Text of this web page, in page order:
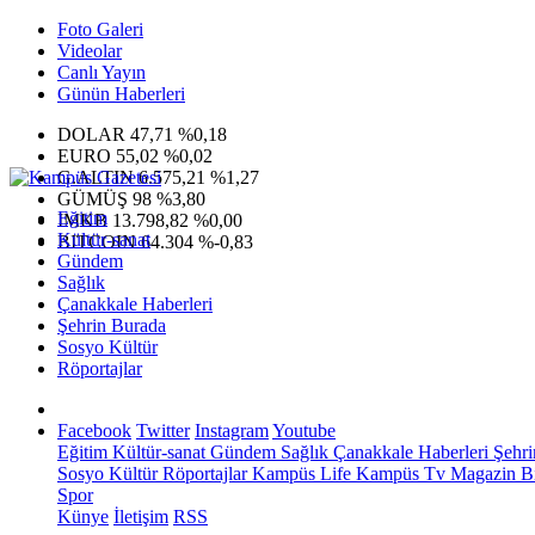
Foto Galeri
Videolar
Canlı Yayın
Günün Haberleri
DOLAR 47,71 %0,18
EURO 55,02 %0,02
G.ALTIN6.575,21 %1,27
GÜMÜŞ 98 %3,80
IMKB 13.798,82 %0,00
BITCOIN64.304 %-0,83
Eğitim
Kültür-sanat
Gündem
Sağlık
Çanakkale Haberleri
Şehrin Burada
Sosyo Kültür
Röportajlar
Facebook Twitter InstagramYoutube
Eğitim Kültür-sanat Gündem Sağlık Çanakkale Haberleri
Sosyo KültürRöportajlarKampüs Life Kampüs Tv Magazin
Spor
Künye İletişim RSS